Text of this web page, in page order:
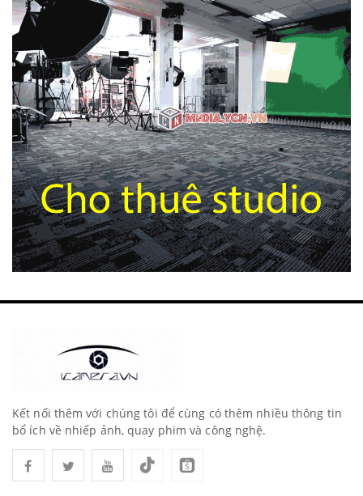
Kết nối thêm với chúng tôi để cùng có thêm nhiều thông tin
bổ ích về nhiếp ảnh, quay phim và công nghệ.